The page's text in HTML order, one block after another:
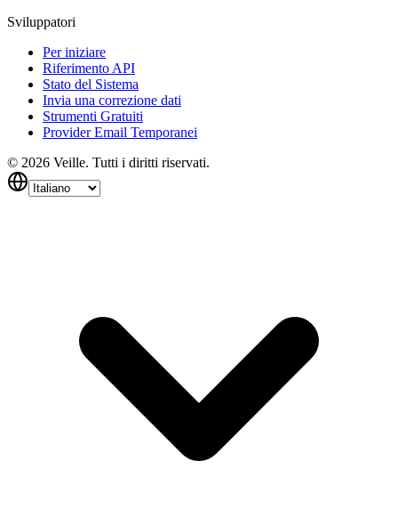
Sviluppatori
Per iniziare
Riferimento API
Stato del Sistema
Invia una correzione dati
Strumenti Gratuiti
Provider Email Temporanei
© 2026 Veille. Tutti i diritti riservati.